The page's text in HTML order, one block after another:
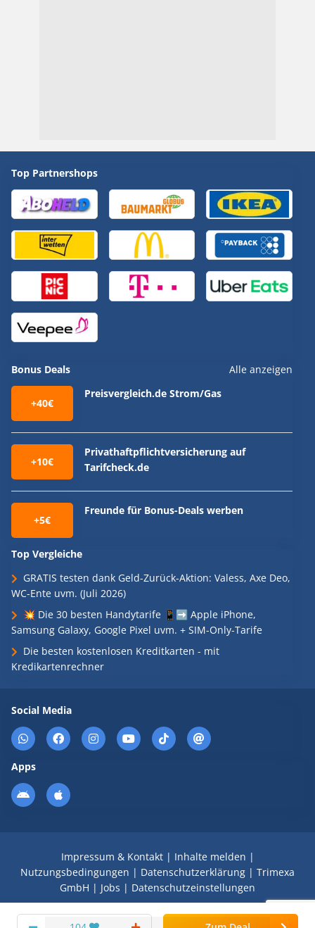
Top Partnershops
Bonus Deals Alle anzeigen
+40€
Preisvergleich.de Strom/Gas
+10€
Privathaftpflichtversicherung auf
Tarifcheck.de
+5€
Freunde für Bonus-Deals werben
Top Vergleiche
GRATIS testen dank Geld-Zurück-Aktion: Valess, Axe Deo,
WC-Ente uvm. (Juli 2026)
💥 Die 30 besten Handytarife 📱➡️ Apple iPhone,
Samsung Galaxy, Google Pixel uvm. + SIM-Only-Tarife
Die besten kostenlosen Kreditkarten - mit
Kredikartenrechner
Social Media
Apps
Impressum & Kontakt| Inhalte melden |
Nutzungsbedingungen | Datenschutzerklärung | Trimexa
GmbH | Jobs | Datenschutzeinstellungen
© 2008 - 2026 Schnäppchen Blog mit Doktortitel -